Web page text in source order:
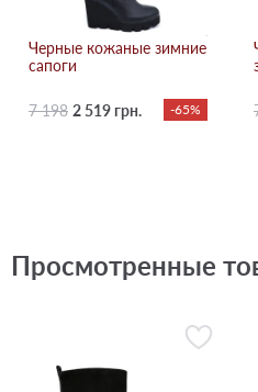
Черные кожаные зимние
сапоги
7 198 2 519 грн. -65%
Просмотренные